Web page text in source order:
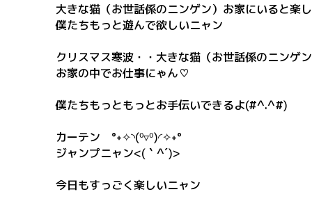
大きな猫（お世話係のニンゲン）お家にいると楽
僕たちもっと遊んで欲しいニャン
クリスマス寒波・・大きな猫（お世話係のニンゲ
お家の中でお仕事にゃん♡
僕たちもっともっとお手伝いできるよ(#^.^#)
カーテン °˖✧◝(⁰▿⁰)◜✧˖°
ジャンプニャン<(｀^´)>
今日もすっごく楽しいニャン